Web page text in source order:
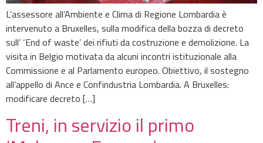
L’assessore all’Ambiente e Clima di Regione Lombardia è
intervenuto a Bruxelles, sulla modifica della bozza di decreto
sull’ ‘End of waste’ dei rifiuti da costruzione e demolizione. La
visita in Belgio motivata da alcuni incontri istituzionale alla
Commissione e al Parlamento europeo. Obiettivo, il sostegno
all’appello di Ance e Confindustria Lombardia. A Bruxelles:
modificare decreto […]
Treni, in servizio il primo